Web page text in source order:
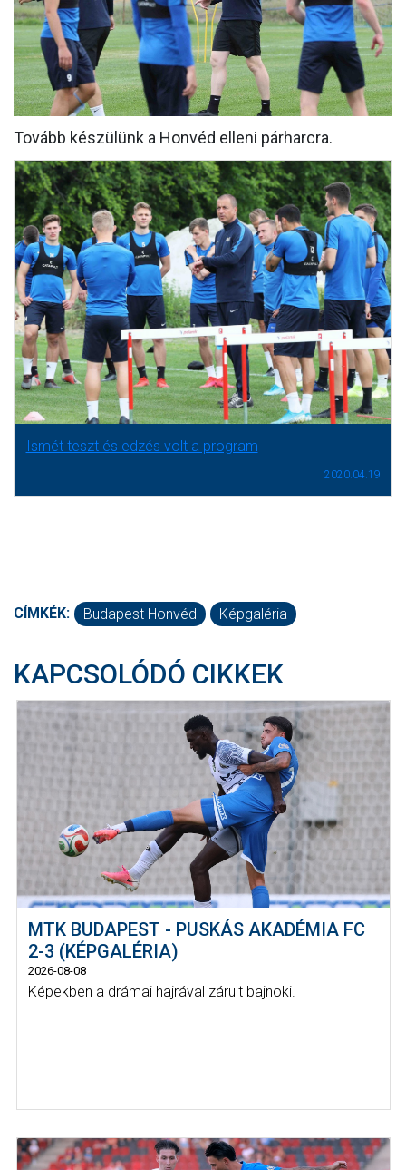
MÉRKŐZÉSEK
KLUB
GALÉRIA
SZURKOLÓI ÉLMÉNYEK
AKKREDITÁCIÓ
Tovább készülünk a Honvéd elleni párharcra.
Ismét teszt és edzés volt a program
2020.04.19
CÍMKÉK: Budapest Honvéd Képgaléria
KAPCSOLÓDÓ CIKKEK
MTK BUDAPEST - PUSKÁS AKADÉMIA FC
2-3 (KÉPGALÉRIA)
2026-08-08
Képekben a drámai hajrával zárult bajnoki.